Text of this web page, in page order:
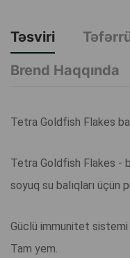
Təsviri
Brend Haqqında
Tetra Goldfish Flakes
Tetra Goldfish Flakes -
soyuq su balıqları üçün
Güclü immunitet
Tam yem.